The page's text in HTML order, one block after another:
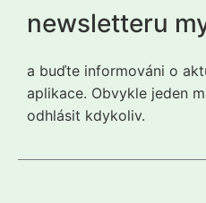
newsletteru
a buďte informováni o
aplikace. Obvykle jeden
odhlásit kdykoliv.